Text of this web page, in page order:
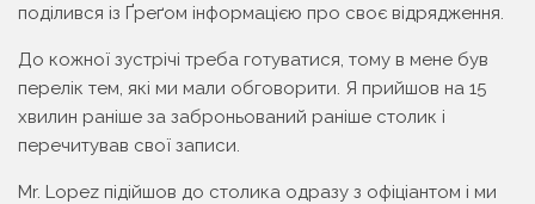
поділився із Ґреґом інформацією про своє відрядження.
До кожної зустрічі треба готуватися, тому в мене був
перелік тем, які ми мали обговорити. Я прийшов на 15
хвилин раніше за заброньований раніше столик і
перечитував свої записи.
Mr. Lopez підійшов до столика одразу з офіціантом і ми